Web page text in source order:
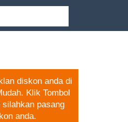
diskon anda di
Klik Tombol
pasang
anda.